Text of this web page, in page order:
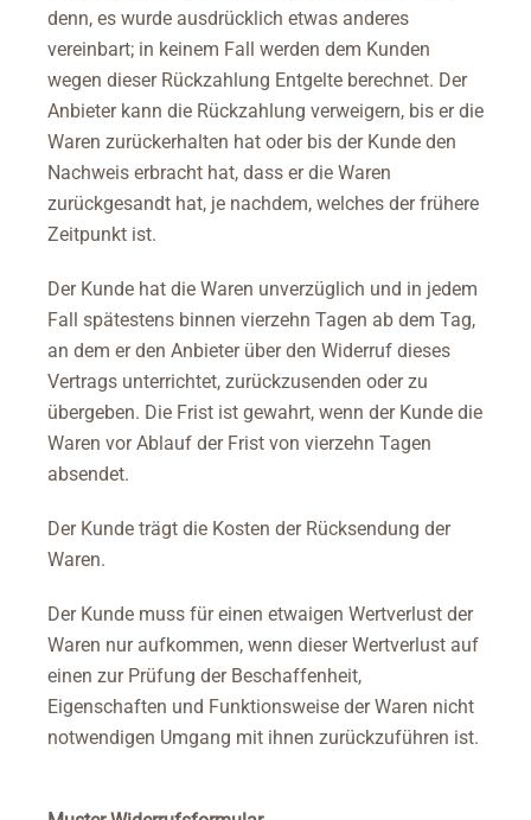
denn, es wurde ausdrücklich etwas anderes
vereinbart; in keinem Fall werden dem Kunden
wegen dieser Rückzahlung Entgelte berechnet. Der
Anbieter kann die Rückzahlung verweigern, bis er die
Waren zurückerhalten hat oder bis der Kunde den
Nachweis erbracht hat, dass er die Waren
zurückgesandt hat, je nachdem, welches der frühere
Zeitpunkt ist.
Der Kunde hat die Waren unverzüglich und in jedem
Fall spätestens binnen vierzehn Tagen ab dem Tag,
an dem er den Anbieter über den Widerruf dieses
Vertrags unterrichtet, zurückzusenden oder zu
übergeben. Die Frist ist gewahrt, wenn der Kunde die
Waren vor Ablauf der Frist von vierzehn Tagen
absendet.
Der Kunde trägt die Kosten der Rücksendung der
Waren.
Der Kunde muss für einen etwaigen Wertverlust der
Waren nur aufkommen, wenn dieser Wertverlust auf
einen zur Prüfung der Beschaffenheit,
Eigenschaften und Funktionsweise der Waren nicht
notwendigen Umgang mit ihnen zurückzuführen ist.